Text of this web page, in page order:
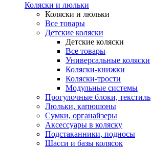
Коляски и люльки
Коляски и люльки
Все товары
Детские коляски
Детские коляски
Все товары
Универсальные коляски
Коляски-книжки
Коляски-трости
Модульные системы
Прогулочные блоки, текстиль
Люльки, капюшоны
Сумки, органайзеры
Аксессуары в коляску
Подстаканники, подносы
Шасси и базы колясок